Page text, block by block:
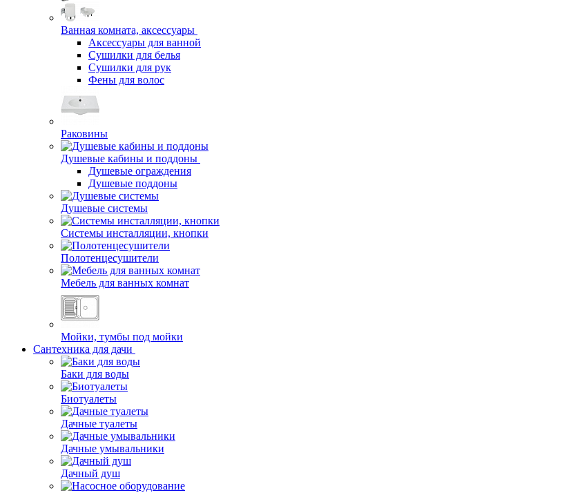
Ванная комната, аксессуары
Аксессуары для ванной
Сушилки для белья
Сушилки для рук
Фены для волос
Раковины
Душевые кабины и поддоны
Душевые ограждения
Душевые поддоны
Душевые системы
Системы инсталляции, кнопки
Полотенцесушители
Мебель для ванных комнат
Мойки, тумбы под мойки
Сантехника для дачи
Баки для воды
Биотуалеты
Дачные туалеты
Дачные умывальники
Дачный душ